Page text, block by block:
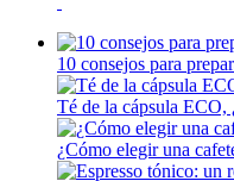
10 consejos para
Té de la cápsula ECO,
¿Cómo elegir una